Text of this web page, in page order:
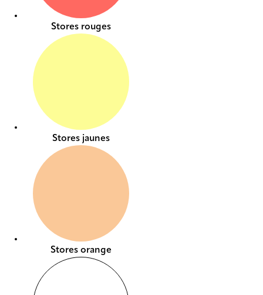
Stores rouges
Stores jaunes
Stores orange